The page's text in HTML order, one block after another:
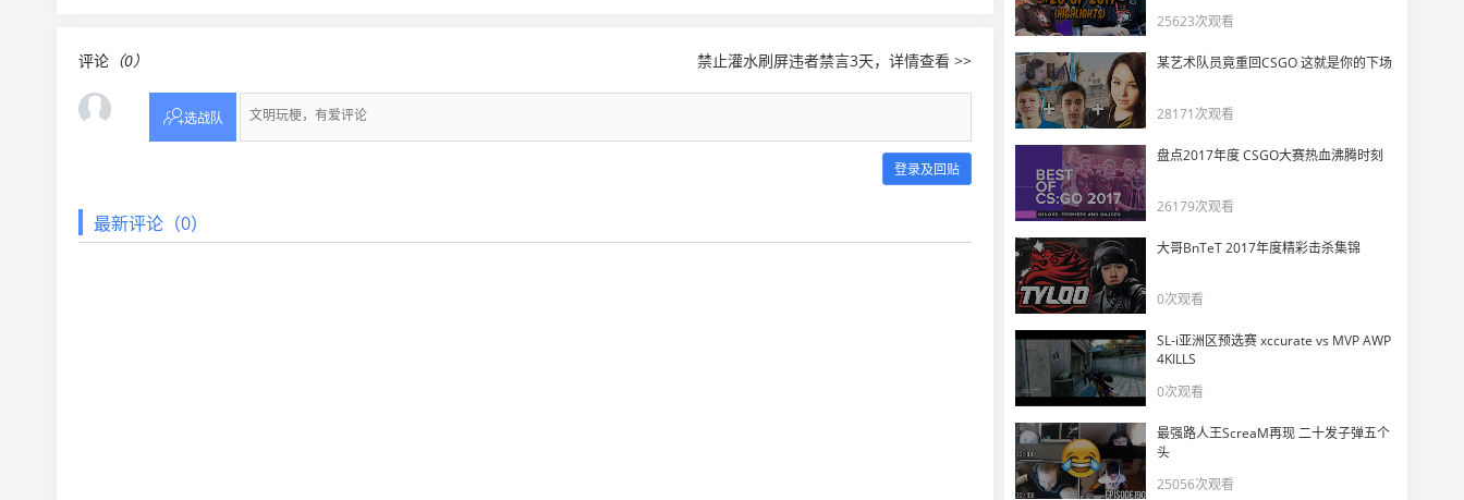
ZywOo五杀第一视角曝光
11862
达拉斯的观众认为谁是CS的goat
CSBOY看ZywOo MVP数量
ZywOo局部1v5，AK五颗头
危难当头 唯有责任！advent看ropz赛点局拯救Vitality！
禁止灌水刷屏违者禁言3天，详情查看 >>
评论 （0）
选战队
登录及回贴
最新评论（0）
25623次观看
某艺术队员竟重回CSGO 这就是你的下场
28171次观看
盘点2017年度 CSGO大赛热血沸腾时刻
26179次观看
大哥BnTeT 2017年度精彩击杀集锦
0次观看
SL-i亚洲区预选赛 xccurate vs MVP AWP
4KILLS
0次观看
最强路人王ScreaM再现 二十发子弹五个
头
25056次观看